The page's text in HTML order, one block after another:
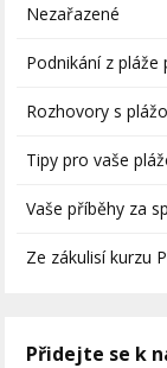
Nezařazené
Podnikání z pláže
Rozhovory s
Tipy pro vaše
Vaše příběhy za
Ze zákulisí kurzu
Přidejte se k